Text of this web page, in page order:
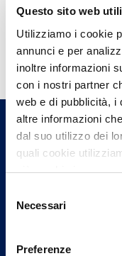
Questo sito web
Utilizziamo i cookie
annunci e per
inoltre informazioni
con i nostri partner
web e di pubblicità, i
altre informazioni
dal suo utilizzo dei
quali cookie
più su chi siamo,
può trovare nel
delNecessari
Preferenze
Hai
Trova
un nostro
Contattaci